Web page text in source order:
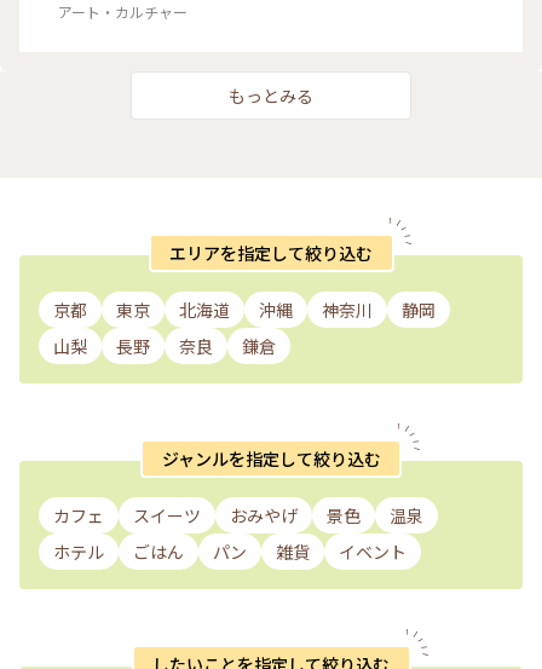
アート・カルチャー
もっとみる
エリアを指定して絞り込む
京都 東京 北海道 沖縄 神奈川
静岡
山梨
長野 奈良 鎌倉
ジャンルを指定して絞り込む
カフェ スイーツ おみやげ 景色
温泉
ホテル
ごはん パン 雑貨 イベント
したいことを指定して絞り込む